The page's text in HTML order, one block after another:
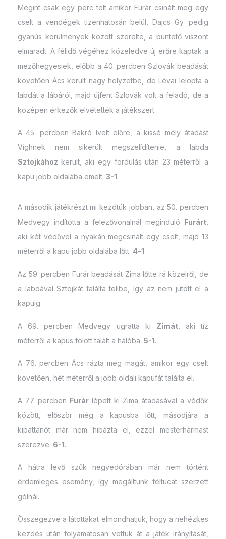
Megint csak egy perc telt amikor Furár csinált meg egy
cselt a vendégek tizenhatosán belül, Dajcs Gy. pedig
gyanús körülmények között szerelte, a büntető viszont
elmaradt. A félidő végéhez közeledve új erőre kaptak a
mezőhegyesiek, előbb a 40. percben Szlovák beadását
követően Ács került nagy helyzetbe, de Lévai lelopta a
labdát a lábáról, majd újfent Szlovák volt a feladó, de a
középen érkezők elvétették a játékszert.
A 45. percben Bakró ívelt előre, a kissé mély átadást
Víghnek nem sikerült megszelídítenie, a labda
Sztojkához került, aki egy fordulás után 23 méterről a
kapu jobb oldalába emelt. 3-1.
A második játékrészt mi kezdtük jobban, az 50. percben
Medvegy indította a felezővonalnál meginduló Furárt,
aki két védővel a nyakán megcsinált egy cselt, majd 13
méterről a kapu jobb oldalába lőtt. 4-1.
Az 59. percben Furár beadását Zima lőtte rá közelről, de
a labdával Sztojkát találta telibe, így az nem jutott el a
kapuig.
A 69. percben Medvegy ugratta ki Zimát, aki tíz
méterről a kapus fölött talált a hálóba. 5-1.
A 76. percben Ács rázta meg magát, amikor egy cselt
követően, hét méterről a jobb oldali kapufát találta el.
A 77. percben Furár lépett ki Zima átadásával a védők
között, először még a kapusba lőtt, másodjára a
kipattanót már nem hibázta el, ezzel mesterhármast
szerezve. 6-1.
A hátra levő szűk negyedórában már nem történt
érdemleges esemény, így megálltunk féltucat szerzett
gólnál.
Összegezve a látottakat elmondhatjuk, hogy a nehézkes
kezdés után folyamatosan vettük át a játék irányítását,